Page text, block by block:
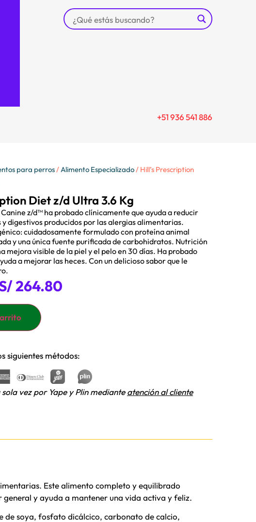
+51 936 541 886
para perros/Alimento Especializado/ Hill’s Prescription
Diet z/d Ultra 3.6 Kg
z/d™ ha probado clínicamente que ayuda a reducir
y digestivos producidos por las alergias alimentarias.
cuidadosamente formulado con proteína animal
y una única fuente purificada de carbohidratos. Nutrición
mejora visible de la piel y el pelo en 30 días. Ha probado
a mejorar las heces. Con un delicioso sabor que le
264.80
siguientes métodos:
vez por Yape y Plin medianteatención al cliente
Este alimento completo y equilibrado
general y ayuda a mantener una vida activa y feliz.
de soya, fosfato dicálcico, carbonato de calcio,